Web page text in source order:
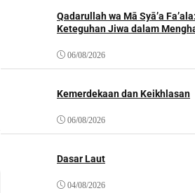
Qadarullah wa Mā Syā’a
Keteguhan Jiwa dalam
06/08/2026
Kemerdekaan dan Keikhlasan
06/08/2026
Dasar Laut
04/08/2026